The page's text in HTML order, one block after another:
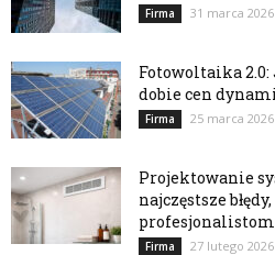
Firma 31 marca 2026
Fotowoltaika 2.0:
dobie cen
Firma 25 marca 2026
Projektowanie
najczęstsze
profesjonalistom
Firma 27 lutego 2026